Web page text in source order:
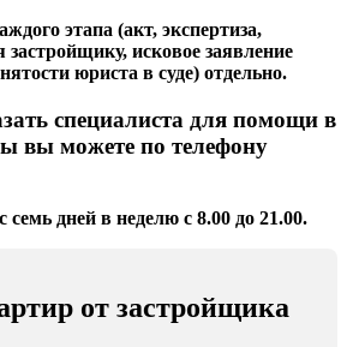
этапа (акт, экспертиза,
застройщику, исковое заявление
юриста в суде) отдельно.
специалиста для помощи в
вы можете по телефону
дней в неделю с 8.00 до 21.00.
от застройщика